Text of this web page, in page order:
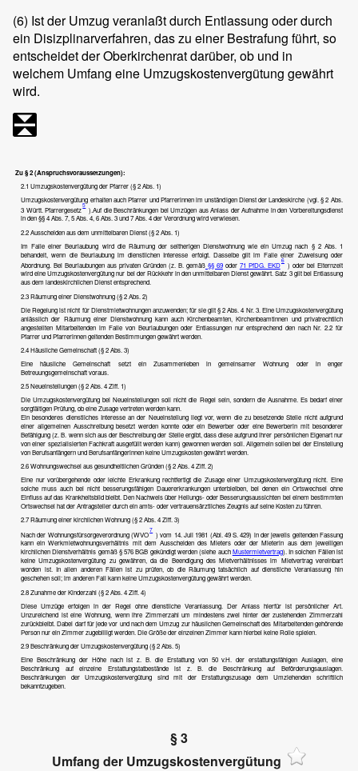
(6) Ist der Umzug veranlaßt durch Entlassung oder durch
ein Disizplinarverfahren, das zu einer Bestrafung führt, so
entscheidet der Oberkirchenrat darüber, ob und in
welchem Umfang eine Umzugskostenvergütung gewährt
wird.
Zu § 2 (Anspruchsvoraussetzungen):
2.1 Umzugskostenvergütung der Pfarrer (§ 2 Abs. 1)
Umzugskostenvergütung erhalten auch Pfarrer und Pfarrerinnen im unständigen Dienst der Landeskirche (vgl. § 2 Abs.
3 Württ. Pfarrergesetz
5
).Auf die Beschränkungen bei Umzügen aus Anlass der Aufnahme in den Vorbereitungsdienst
in den §§ 4 Abs. 7, 5 Abs. 4, 6 Abs. 3 und 7 Abs. 4 der Verordnung wird verwiesen.
2.2 Ausscheiden aus dem unmittelbaren Dienst (§ 2 Abs. 1)
Im Falle einer Beurlaubung wird die Räumung der seitherigen Dienstwohnung wie ein Umzug nach § 2 Abs. 1
behandelt, wenn die Beurlaubung im dienstlichen Interesse erfolgt. Dasselbe gilt im Falle einer Zuweisung oder
Abordnung. Bei Beurlaubungen aus privaten Gründen (z. B. gemäß§§ 69oder 71 PfDG. EKD
6
) oder bei Elternzeit
wird eine Umzugskostenvergütung nur bei der Rückkehr in den unmittelbaren Dienst gewährt. Satz 3 gilt bei Entlassung
aus dem landeskirchlichen Dienst entsprechend.
2.3 Räumung einer Dienstwohnung (§ 2 Abs. 2)
Die Regelung ist nicht für Dienstmietwohnungen anzuwenden; für sie gilt § 2 Abs. 4 Nr. 3. Eine Umzugskostenvergütung
anlässlich der Räumung einer Dienstwohnung kann auch Kirchenbeamten, Kirchenbeamtinnen und privatrechtlich
angestellten Mitarbeitenden im Falle von Beurlaubungen oder Entlassungen nur entsprechend den nach Nr. 2.2 für
Pfarrer und Pfarrerinnen geltenden Bestimmungen gewährt werden.
2.4 Häusliche Gemeinschaft (§ 2 Abs. 3)
Eine häusliche Gemeinschaft setzt ein Zusammenleben in gemeinsamer Wohnung oder in enger
Betreuungsgemeinschaft voraus.
2.5 Neueinstellungen (§ 2 Abs. 4 Ziff. 1)
Die Umzugskostenvergütung bei Neueinstellungen soll nicht die Regel sein, sondern die Ausnahme. Es bedarf einer
sorgfältigen Prüfung, ob eine Zusage vertreten werden kann.
Ein besonderes dienstliches Interesse an der Neueinstellung liegt vor, wenn die zu besetzende Stelle nicht aufgrund
einer allgemeinen Ausschreibung besetzt werden konnte oder ein Bewerber oder eine Bewerberin mit besonderer
Befähigung (z. B. wenn sich aus der Beschreibung der Stelle ergibt, dass diese aufgrund ihrer persönlichen Eigenart nur
von einer spezialisierten Fachkraft ausgefüllt werden kann) gewonnen werden soll. Allgemein sollen bei der Einstellung
von Berufsanfängern und Berufsanfängerinnen keine Umzugskosten gewährt werden.
2.6 Wohnungswechsel aus gesundheitlichen Gründen (§ 2 Abs. 4 Ziff. 2)
Eine nur vorübergehende oder leichte Erkrankung rechtfertigt die Zusage einer Umzugskostenvergütung nicht. Eine
solche muss auch bei nicht besserungsfähigen Dauererkrankungen unterbleiben, bei denen ein Ortswechsel ohne
Einfluss auf das Krankheitsbild bleibt. Den Nachweis über Heilungs- oder Besserungsaussichten bei einem bestimmten
Ortswechsel hat der Antragsteller durch ein amts- oder vertrauensärztliches Zeugnis auf seine Kosten zu führen.
2.7 Räumung einer kirchlichen Wohnung (§ 2 Abs. 4 Ziff. 3)
Nach der Wohnungsfürsorgeverordnung (WVO
7
) vom 14. Juli 1981 (Abl. 49 S. 429) in der jeweils geltenden Fassung
kann ein Werkmietwohnungsverhältnis mit dem Ausscheiden des Mieters oder der Mieterin aus dem jeweiligen
kirchlichen Dienstverhältnis gemäß § 576 BGB gekündigt werden (siehe auchMustermietvertrag). In solchen Fällen ist
keine Umzugskostenvergütung zu gewähren, da die Beendigung des Mietverhältnisses im Mietvertrag vereinbart
worden ist. In allen anderen Fällen ist zu prüfen, ob die Räumung tatsächlich auf dienstliche Veranlassung hin
geschehen soll; im anderen Fall kann keine Umzugskostenvergütung gewährt werden.
2.8 Zunahme der Kinderzahl (§ 2 Abs. 4 Ziff. 4)
Diese Umzüge erfolgen in der Regel ohne dienstliche Veranlassung. Der Anlass hierfür ist persönlicher Art.
Unzureichend ist eine Wohnung, wenn ihre Zimmerzahl um mindestens zwei hinter der zustehenden Zimmerzahl
zurückbleibt. Dabei darf für jede vor und nach dem Umzug zur häuslichen Gemeinschaft des Mitarbeitenden gehörende
Person nur ein Zimmer zugebilligt werden. Die Größe der einzelnen Zimmer kann hierbei keine Rolle spielen.
2.9 Beschränkung der Umzugskostenvergütung (§ 2 Abs. 5)
Eine Beschränkung der Höhe nach ist z. B. die Erstattung von 50 v.H. der erstattungsfähigen Auslagen, eine
Beschränkung auf einzelne Erstattungstatbestände ist z. B. die Beschränkung auf Beförderungsauslagen.
Beschränkungen der Umzugskostenvergütung sind mit der Erstattungszusage dem Umziehenden schriftlich
bekanntzugeben.
§ 3
Umfang der Umzugskostenvergütung